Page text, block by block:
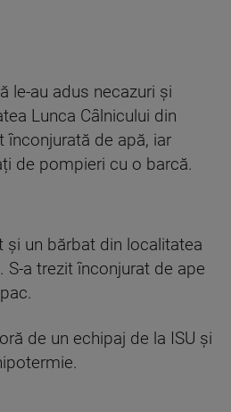
le-au adus necazuri și
Lunca Câlnicului din
înconjurată de apă, iar
de pompieri cu o barcă.
și un bărbat din localitatea
S-a trezit înconjurat de ape
de un echipaj de la ISU și